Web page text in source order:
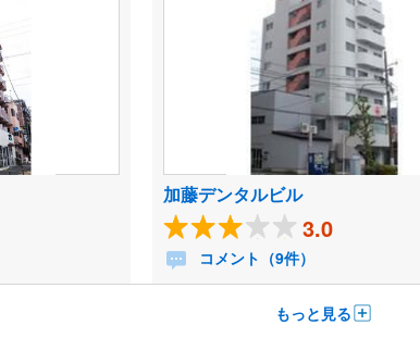
加藤デンタルビル
3.0
コメント（9件）
もっと見る